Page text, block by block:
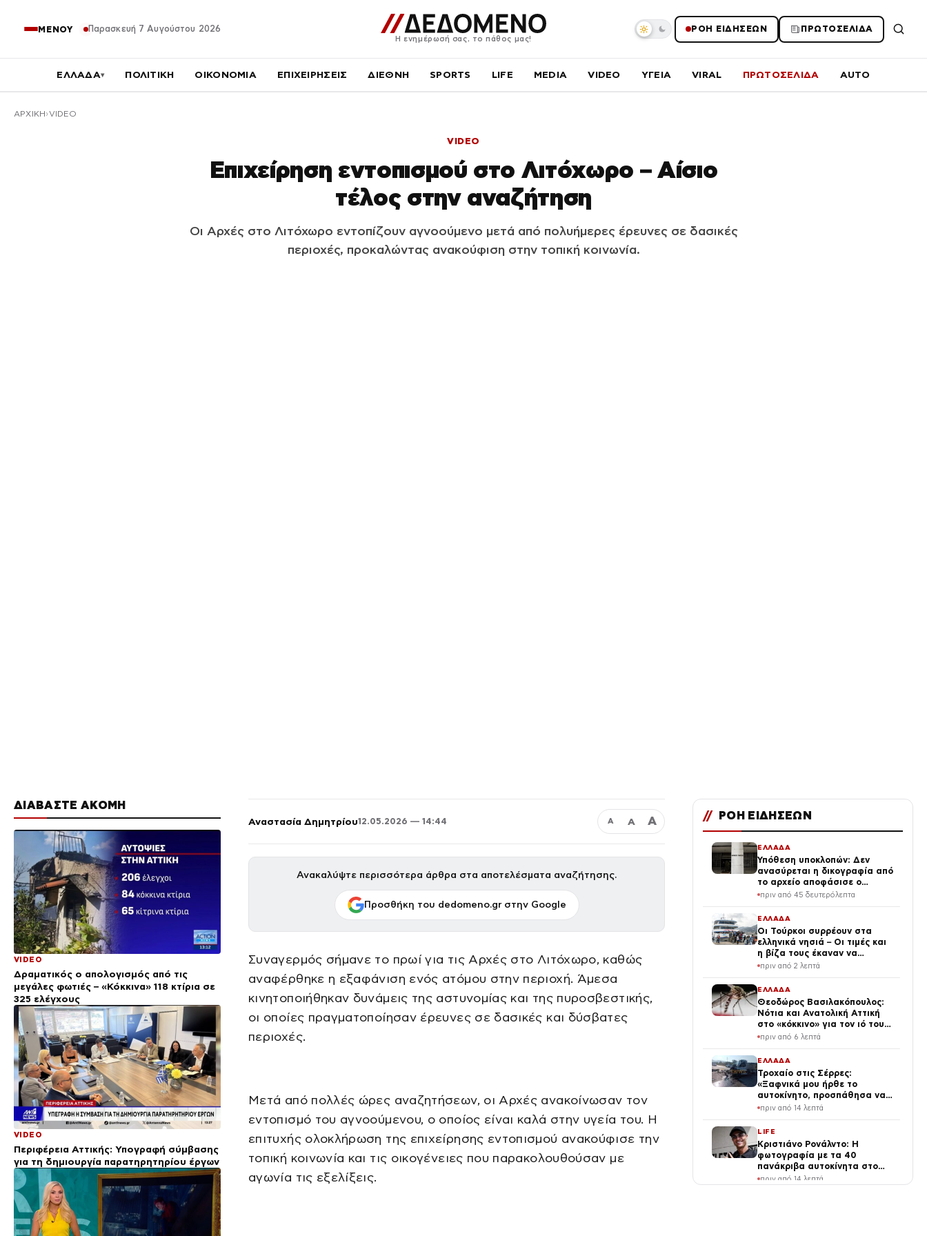
ΜΕΝΟΥ Παρασκευή 7 Αυγούστου 2026
Η ενημέρωσή σας, το πάθος μας!
ΡΟΗ ΕΙΔΗΣΕΩΝ ΠΡΩΤΟΣΕΛΙΔΑ
ΕΛΛΑΔΑ▾ ΠΟΛΙΤΙΚΗ ΟΙΚΟΝΟΜΙΑ ΕΠΙΧΕΙΡΗΣΕΙΣ ΔΙΕΘΝΗ SPORTS LIFE MEDIA VIDEO ΥΓΕΙΑ VIRAL ΠΡΩΤΟΣΕΛΙΔΑ AUTO
ΑΡΧΙΚΉ VIDEO
VIDEO
Επιχείρηση εντοπισμού στο Λιτόχωρο – Αίσιο
τέλος στην αναζήτηση
Οι Αρχές στο Λιτόχωρο εντοπίζουν αγνοούμενο μετά από πολυήμερες έρευνες σε δασικές
περιοχές, προκαλώντας ανακούφιση στην τοπική κοινωνία.
ΔΙΑΒΑΣΤΕ ΑΚΟΜΗ
VIDEO
Δραματικός ο απολογισμός από τις
μεγάλες φωτιές – «Κόκκινα» 118 κτίρια σε
325 ελέγχους
VIDEO
Περιφέρεια Αττικής: Υπογραφή σύμβασης
για τη δημιουργία παρατηρητηρίου έργων
Αναστασία Δημητρίου12.05.2026 — 14:44 Α Α Α
Ανακαλύψτε περισσότερα άρθρα στα αποτελέσματα αναζήτησης.
Προσθήκη του dedomeno.gr στην Google
Συναγερμός σήμανε το πρωί για τις Αρχές στο Λιτόχωρο, καθώς
αναφέρθηκε η εξαφάνιση ενός ατόμου στην περιοχή. Άμεσα
κινητοποιήθηκαν δυνάμεις της αστυνομίας και της πυροσβεστικής,
οι οποίες πραγματοποίησαν έρευνες σε δασικές και δύσβατες
περιοχές.
Μετά από πολλές ώρες αναζητήσεων, οι Αρχές ανακοίνωσαν τον
εντοπισμό του αγνοούμενου, ο οποίος είναι καλά στην υγεία του. Η
επιτυχής ολοκλήρωση της επιχείρησης εντοπισμού ανακούφισε την
τοπική κοινωνία και τις οικογένειες που παρακολουθούσαν με
αγωνία τις εξελίξεις.
// ΡΟΗ ΕΙΔΗΣΕΩΝ
ΕΛΛΑΔΑ
Υπόθεση υποκλοπών: Δεν
ανασύρεται η δικογραφία από
το αρχείο αποφάσισε ο
Άρειος Πάγος
πριν από 45 δευτερόλεπτα
ΕΛΛΑΔΑ
Οι Τούρκοι συρρέουν στα
ελληνικά νησιά – Οι τιμές και
η βίζα τους έκαναν να
κοιτούν στο Αιγαίο
πριν από 2 λεπτά
ΕΛΛΑΔΑ
Θεοδώρος Βασιλακόπουλος:
Νότια και Ανατολική Αττική
στο «κόκκινο» για τον ιό του
Δυτικού Νείλου
πριν από 6 λεπτά
ΕΛΛΑΔΑ
Τροχαίο στις Σέρρες:
«Ξαφνικά μου ήρθε το
αυτοκίνητο, προσπάθησα να
φύγω αριστερά» λέει ο
πριν από 14 λεπτά
LIFE
Κριστιάνο Ρονάλντο: Η
φωτογραφία με τα 40
πανάκριβα αυτοκίνητα στο
γκαράζ του ξεπέρασε τα 20,7
εκ. likes
πριν από 14 λεπτά